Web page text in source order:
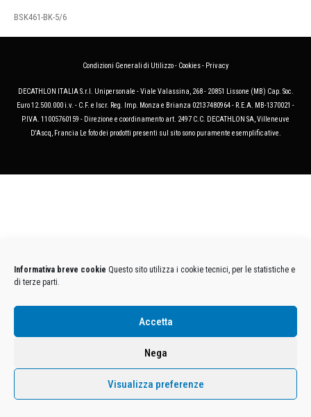
Informativa breve cookie Questo sito utilizza i cookie tecnici, per le statistiche e
di terze parti.
Accetta
Nega
Visualizza preferenze
BSK461-BK-5/6
Condizioni Generali di Utilizzo- Cookies- Privacy
DECATHLON ITALIA S.r.l. Unipersonale - Viale Valassina, 268 - 20851 Lissone (MB) Cap. Soc.
Euro 12.500.000 i.v. - C.F. e Iscr. Reg. Imp. Monza e Brianza 02137480964 - R.E.A. MB-1370021 -
P.IVA. 11005760159 - Direzione e coordinamento art. 2497 C.C. DECATHLON SA, Villeneuve
D'Ascq, Francia Le foto dei prodotti presenti sul sito sono puramente esemplificative.